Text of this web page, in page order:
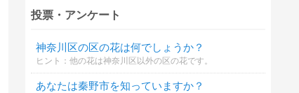
投票・アンケート
神奈川区の区の花は何でしょうか？
ヒント：他の花は神奈川区以外の区の花です。
あなたは秦野市を知っていますか？